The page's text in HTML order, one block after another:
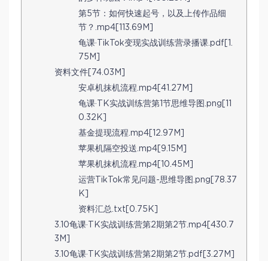
第5节：如何快速起号，以及上传作品细
节？.mp4[113.69M]
龟课·TikTok变现实战训练营录播课.pdf[1.
75M]
资料文件[74.03M]
安卓机抹机流程.mp4[41.27M]
龟课·TK实战训练营第1节思维导图.png[11
0.32K]
基金提现流程.mp4[12.97M]
苹果机隔空投送.mp4[9.15M]
苹果机抹机流程.mp4[10.45M]
运营TikTok常见问题-思维导图.png[78.37
K]
资料汇总.txt[0.75K]
3.10龟课·TK实战训练营第2期第2节.mp4[430.7
3M]
3.10龟课·TK实战训练营第2期第2节.pdf[3.27M]